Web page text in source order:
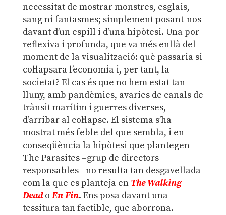
necessitat de mostrar monstres, esglais,
sang ni fantasmes; simplement posant-nos
davant d’un espill i d’una hipòtesi. Una por
reflexiva i profunda, que va més enllà del
moment de la visualització: què passaria si
col·lapsara l’economia i, per tant, la
societat? El cas és que no hem estat tan
lluny, amb pandèmies, avaries de canals de
trànsit marítim i guerres diverses,
d’arribar al col·lapse. El sistema s’ha
mostrat més feble del que sembla, i en
conseqüència la hipòtesi que plantegen
The Parasites –grup de directors
responsables– no resulta tan desgavellada
com la que es planteja en The Walking
Deado En Fin. Ens posa davant una
tessitura tan factible, que aborrona.